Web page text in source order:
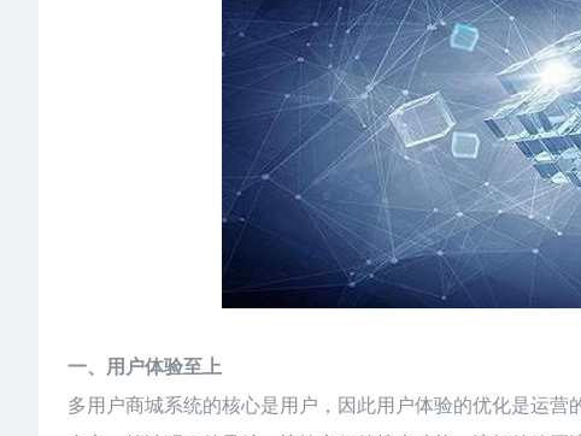
一、用户体验至上
多用户商城系统的核心是用户，因此用户体验的优化是运